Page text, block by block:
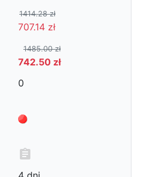
1414.28 zł
707.14 zł
1485.00 zł
742.50 zł
0